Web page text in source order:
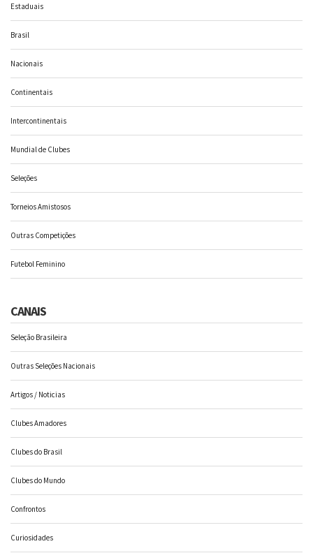
Estaduais
Brasil
Nacionais
Continentais
Intercontinentais
Mundial de Clubes
Seleções
Torneios Amistosos
Outras Competições
Futebol Feminino
CANAIS
Seleção Brasileira
Outras Seleções Nacionais
Artigos / Noticias
Clubes Amadores
Clubes do Brasil
Clubes do Mundo
Confrontos
Curiosidades